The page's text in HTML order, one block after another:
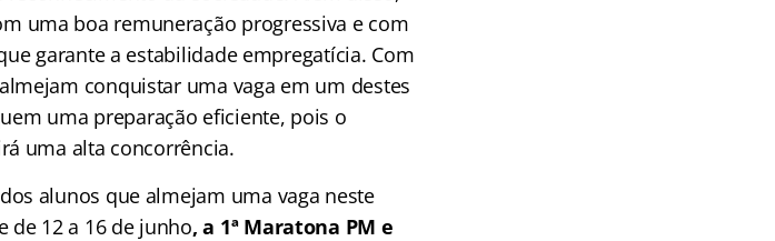
uma boa remuneração progressiva e com
garante a estabilidade empregatícia. Com
conquistar uma vaga em um destes
uma preparação eficiente, pois o
uma alta concorrência.
alunos que almejam uma vaga neste
de 12 a 16 de junho, a 1ª Maratona PM e